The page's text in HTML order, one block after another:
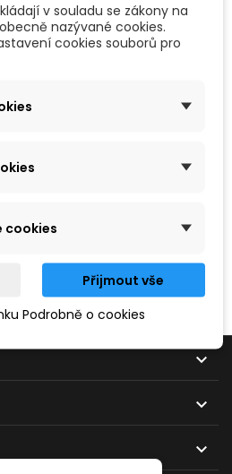
jiného.



v souladu se zákony na
nazývané cookies.
cookies souborů pro
cookies
Přijmout vše
Podrobně o cookies